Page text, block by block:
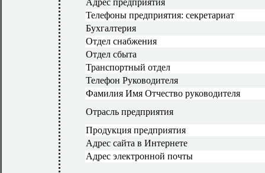
Адрес предприятия
Телефоны предприятия: секретариат
Бухгалтерия
Отдел снабжения
Отдел сбыта
Транспортный отдел
Телефон Руководителя
Фамилия Имя Отчество руководителя
Отрасль предприятия
Продукция предприятия
Адрес сайта в Интернете
Адрес электронной почты